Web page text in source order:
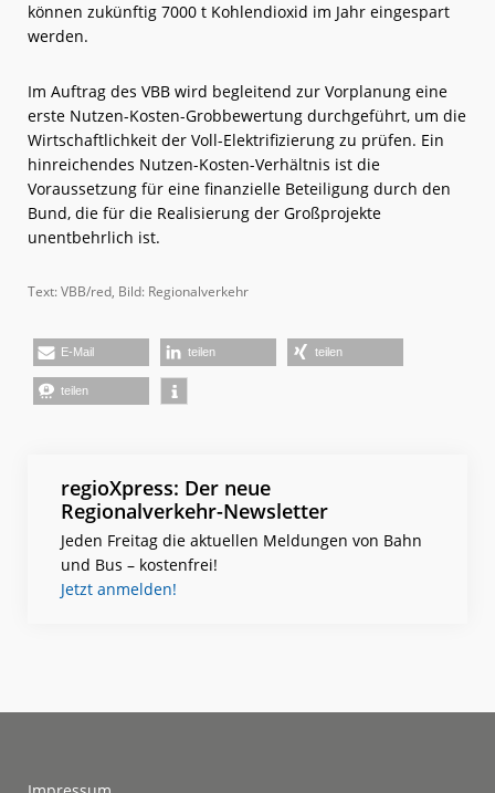
können zukünftig 7000 t Kohlendioxid im Jahr eingespart
werden.
Im Auftrag des VBB wird begleitend zur Vorplanung eine
erste Nutzen-Kosten-Grobbewertung durchgeführt, um die
Wirtschaftlichkeit der Voll-Elektrifizierung zu prüfen. Ein
hinreichendes Nutzen-Kosten-Verhältnis ist die
Voraussetzung für eine finanzielle Beteiligung durch den
Bund, die für die Realisierung der Großprojekte
unentbehrlich ist.
Text: VBB/red, Bild: Regionalverkehr
E-Mail teilen teilen
teilen
regioXpress: Der neue
Regionalverkehr-Newsletter
Jeden Freitag die aktuellen Meldungen von Bahn
und Bus – kostenfrei!
Jetzt anmelden!